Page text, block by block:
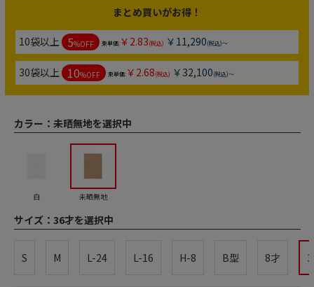
まとめ買いがお得！
10袋以上 5%OFF 束単価:￥2.83(税込) ￥11,290(税込)～
30袋以上 10%OFF 束単価:￥2.68(税込) ￥32,100(税込)～
カラー： 未晒無地を選択中
白 未晒無地
サイズ： 36才を選択中
S M L-24 L-16 H-8 B型 8才